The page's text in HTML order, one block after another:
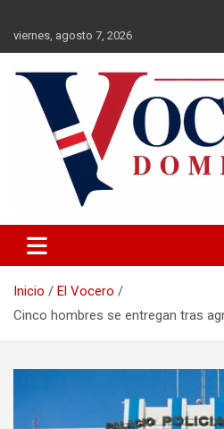
contenido
viernes, agosto 7, 2026
El Vocero
Inicio
El Vocero
Cinco hombres se entregan tras